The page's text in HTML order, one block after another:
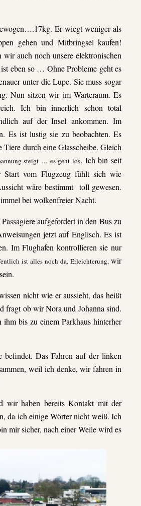
Er wiegt weniger als
gehen und Mitbringsel kaufen!
auch noch unsere elektronischen
eben so … Ohne Probleme geht es
unter die Lupe. Sie muss sogar
Nun sitzen wir im Warteraum. Es
Ich bin innerlich schon total
auf der Insel ankommen. Im
Es ist lustig sie zu beobachten. Es
Tiere durch eine Glasscheibe. Gleich
steigt … es geht los. Ich bin seit
Start vom Flugzeug fühlt sich wie
wäre bestimmt toll gewesen.
bei wolkenfreier Nacht.
aufgefordert in den Bus zu
jetzt auf Englisch. Es ist
Im Flughafen kontrollieren sie nur
ist alles noch da. Erleichterung, wir
nicht wie er aussieht, das heißt
fragt ob wir Nora und Johanna sind.
bis zu einem Parkhaus hinterher
Das Fahren auf der linken
weil ich denke, wir fahren in
wir haben bereits Kontakt mit der
da ich einige Wörter nicht weiß. Ich
mir sicher, nach einer Weile wird es